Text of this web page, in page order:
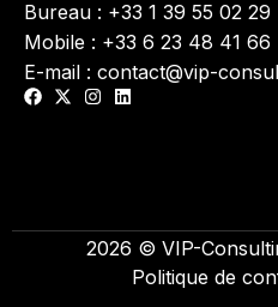
Bureau : +33 1 39 55 02 29
Mobile : +33 6 23 48 41 66
E-mail : contact@vip-
2026 © VIP-
Politique de